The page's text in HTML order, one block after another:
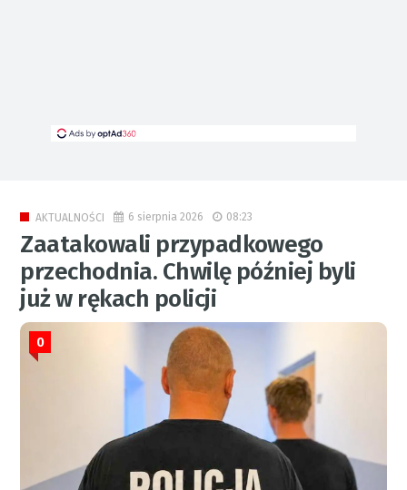
AKTUALNOŚCI 6 sierpnia 2026 08:23
Zaatakowali przypadkowego
przechodnia. Chwilę później byli
już w rękach policji
0